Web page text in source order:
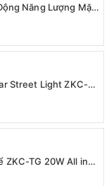
Năng Lượng Mặt
Street Light ZKC-
ZKC-TG 20W All in